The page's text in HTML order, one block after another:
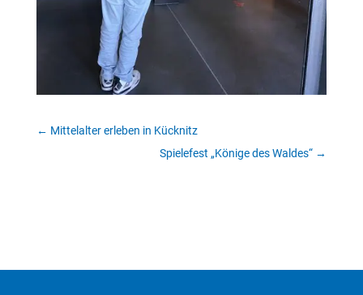
← Mittelalter erleben in Kücknitz
Spielefest „Könige des Waldes“ →